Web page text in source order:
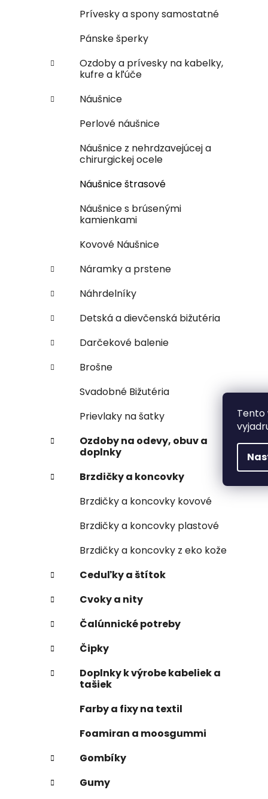
Tento
Prívesky a spony samostatné
Pánske šperky
Ozdoby a prívesky na kabelky,
kufre a kľúče
Náušnice
Perlové náušnice
Náušnice z nehrdzavejúcej a
chirurgickej ocele
Náušnice štrasové
Náušnice s brúsenými
kamienkami
Kovové Náušnice
Náramky a prstene
Náhrdelníky
Detská a dievčenská bižutéria
Darčekové balenie
Brošne
Svadobné Bižutéria
Prievlaky na šatky
Ozdoby na odevy, obuv a
doplnky
Brzdičky a koncovky
Brzdičky a koncovky kovové
Brzdičky a koncovky plastové
Brzdičky a koncovky z eko kože
Ceduľky a štítok
Cvoky a nity
Čalúnnické potreby
Čipky
Doplnky k výrobe kabeliek a
tašiek
Farby a fixy na textil
Foamiran a moosgummi
Gombíky
Gumy